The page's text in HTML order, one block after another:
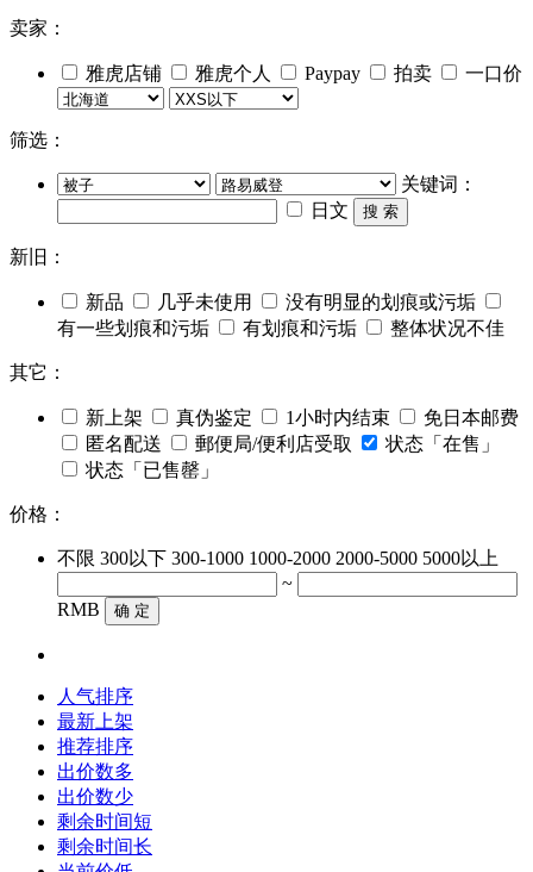
卖家：
雅虎店铺 雅虎个人 Paypay 拍卖 一口价
筛选：
关键词：
日文
搜 索
新旧：
新品 几乎未使用
没有明显的划痕或污垢
有一些划痕和污垢
有划痕和污垢 整体状况不佳
其它：
新上架 真伪鉴定 1小时内结束
免日本邮费
匿名配送
郵便局/便利店受取
状态「在售」
状态「已售罄」
价格：
不限 300以下 300-1000 1000-2000 2000-5000 5000以上
~
RMB
确 定
人气排序
最新上架
推荐排序
出价数多
出价数少
剩余时间短
剩余时间长